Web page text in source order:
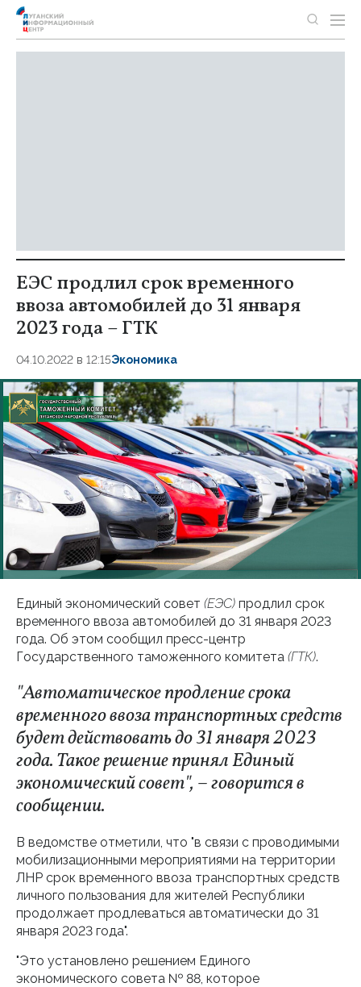
ЕЭС продлил срок временного
ввоза автомобилей до 31 января
2023 года – ГТК
04.10.2022 в 12:15Экономика
Единый экономический совет (ЕЭС) продлил срок
временного ввоза автомобилей до 31 января 2023
года. Об этом сообщил пресс-центр
Государственного таможенного комитета (ГТК).
"Автоматическое продление срока
временного ввоза транспортных средств
будет действовать до 31 января 2023
года. Такое решение принял Единый
экономический совет", – говорится в
сообщении.
В ведомстве отметили, что "в связи с проводимыми
мобилизационными мероприятиями на территории
ЛНР срок временного ввоза транспортных средств
личного пользования для жителей Республики
продолжает продлеваться автоматически до 31
января 2023 года".
"Это установлено решением Единого
экономического совета № 88, которое